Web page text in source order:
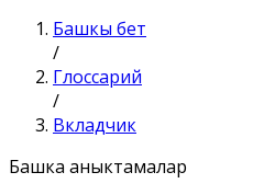
Башкы бет
/
Глоссарий
/
Вкладчик
Башка аныктамалар